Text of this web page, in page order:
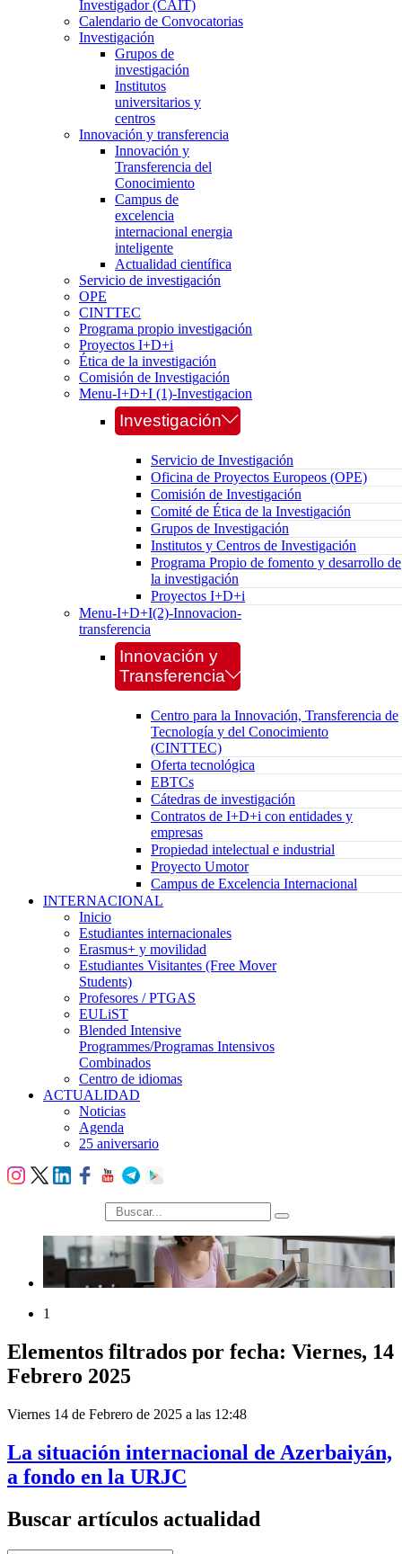
Investigador (CAIT)
Calendario de Convocatorias
Investigación
Grupos de
investigación
Institutos
universitarios y
centros
Innovación y transferencia
Innovación y
Transferencia del
Conocimiento
Campus de
excelencia
internacional energia
inteligente
Actualidad científica
Servicio de investigación
OPE
CINTTEC
Programa propio investigación
Proyectos I+D+i
Ética de la investigación
Comisión de Investigación
Menu-I+D+I (1)-Investigacion
Investigación
Servicio de Investigación
Oficina de Proyectos Europeos (OPE)
Comisión de Investigación
Comité de Ética de la Investigación
Grupos de Investigación
Institutos y Centros de Investigación
Programa Propio de fomento y desarrollo de
la investigación
Proyectos I+D+i
Menu-I+D+I(2)-Innovacion-
transferencia
Innovación y
Transferencia
Centro para la Innovación, Transferencia de
Tecnología y del Conocimiento
(CINTTEC)
Oferta tecnológica
EBTCs
Cátedras de investigación
Contratos de I+D+i con entidades y
empresas
Propiedad intelectual e industrial
Proyecto Umotor
Campus de Excelencia Internacional
INTERNACIONAL
Inicio
Estudiantes internacionales
Erasmus+ y movilidad
Estudiantes Visitantes (Free Mover
Students)
Profesores / PTGAS
EULiST
Blended Intensive
Programmes/Programas Intensivos
Combinados
Centro de idiomas
ACTUALIDAD
Noticias
Agenda
25 aniversario
búsqueda
1
Elementos filtrados por fecha: Viernes, 14
Febrero 2025
Viernes 14 de Febrero de 2025 a las 12:48
La situación internacional de Azerbaiyán,
a fondo en la URJC
Buscar artículos actualidad